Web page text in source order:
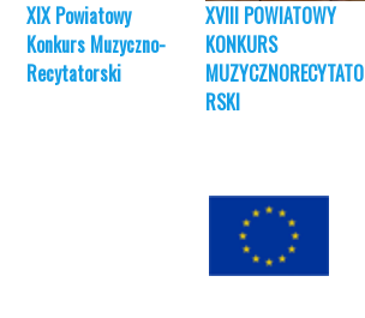
XIX Powiatowy
Konkurs Muzyczno-
Recytatorski
XVIII POWIATOWY
KONKURS
MUZYCZNORECYTATO
RSKI